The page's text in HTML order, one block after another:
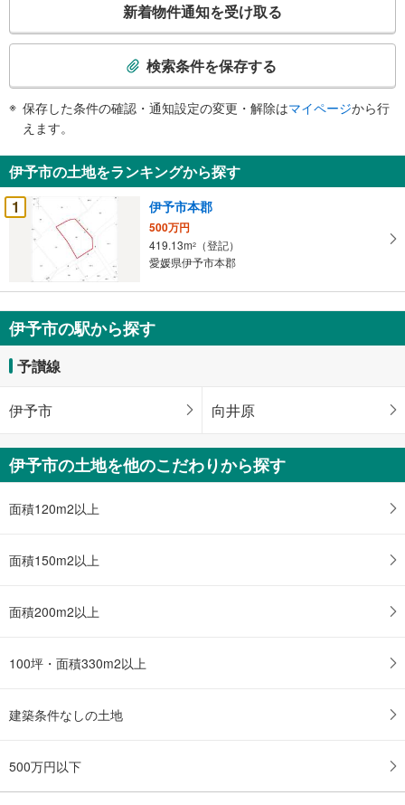
検
知
を
受
け
条
件
を
マ
イ
ー
に
保
す
新着物件通知を受け取る
検索条件を保存する
保存した条件の確認・通知設定の変更・解除はマイページから行
えます。
伊予市の土地をランキングから探す
1
伊予市本郡
500万円
419.13m2
（登記）
愛媛県伊予市本郡
伊予市の駅から探す
予讃線
伊予市 向井原
伊予市の土地を他のこだわりから探す
面積120m2以上
面積150m2以上
面積200m2以上
100坪・面積330m2以上
建築条件なしの土地
500万円以下